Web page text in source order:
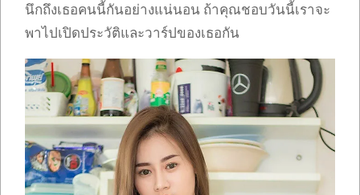
นึกถึงเธอคนนี้กันอย่างแน่นอน ถ้าคุณชอบวันนี้เราจะ
พาไปเปิดประวัติและวาร์ปของเธอกัน